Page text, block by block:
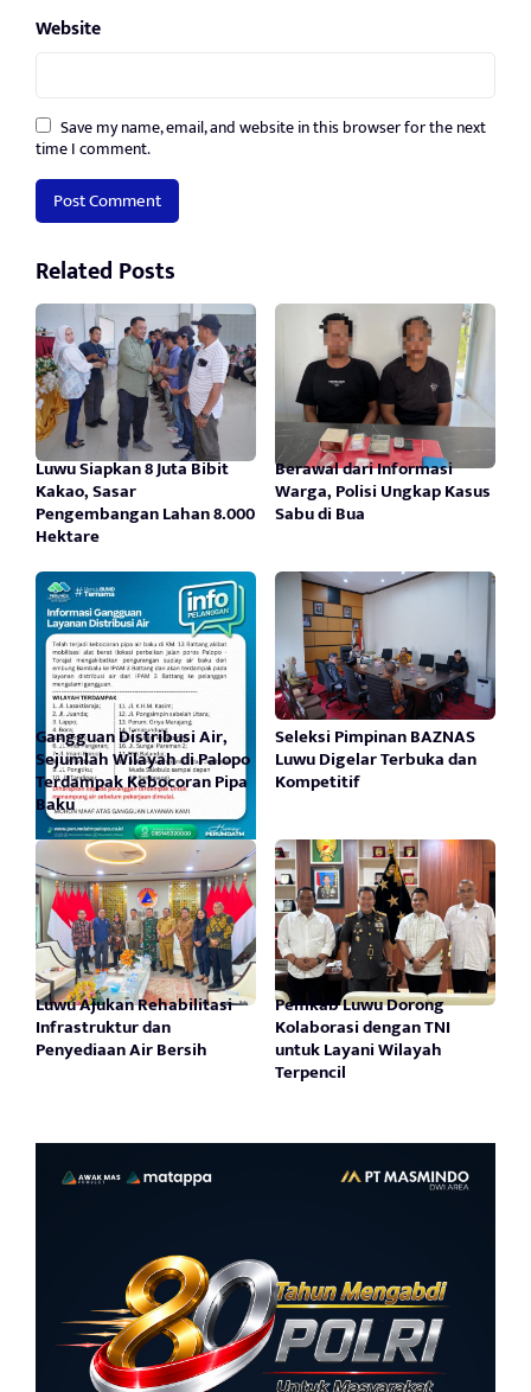
Website
Save my name, email, and website in this browser for the next
time I comment.
Related Posts
Luwu Siapkan 8 Juta Bibit
Kakao, Sasar
Pengembangan Lahan 8.000
Hektare
Berawal dari Informasi
Warga, Polisi Ungkap Kasus
Sabu di Bua
Gangguan Distribusi Air,
Sejumlah Wilayah di Palopo
Terdampak Kebocoran Pipa
Baku
Seleksi Pimpinan BAZNAS
Luwu Digelar Terbuka dan
Kompetitif
Luwu Ajukan Rehabilitasi
Infrastruktur dan
Penyediaan Air Bersih
Pemkab Luwu Dorong
Kolaborasi dengan TNI
untuk Layani Wilayah
Terpencil